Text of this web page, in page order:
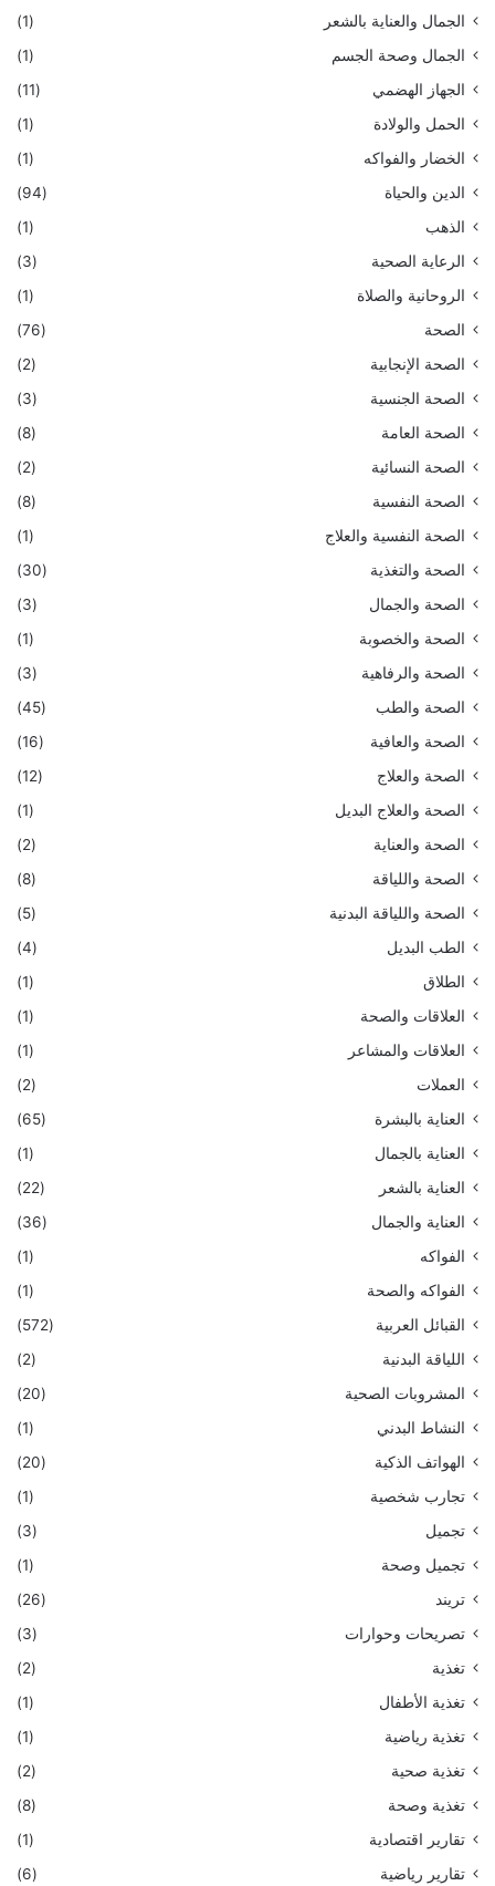
الجمال والعناية بالشعر
(1)
الجمال وصحة الجسم
(1)
الجهاز الهضمي
(11)
الحمل والولادة
(1)
الخضار والفواكه
(1)
الدين والحياة
(94)
الذهب
(1)
الرعاية الصحية
(3)
الروحانية والصلاة
(1)
الصحة
(76)
الصحة الإنجابية
(2)
الصحة الجنسية
(3)
الصحة العامة
(8)
الصحة النسائية
(2)
الصحة النفسية
(8)
الصحة النفسية والعلاج
(1)
الصحة والتغذية
(30)
الصحة والجمال
(3)
الصحة والخصوبة
(1)
الصحة والرفاهية
(3)
الصحة والطب
(45)
الصحة والعافية
(16)
الصحة والعلاج
(12)
الصحة والعلاج البديل
(1)
الصحة والعناية
(2)
الصحة واللياقة
(8)
الصحة واللياقة البدنية
(5)
الطب البديل
(4)
الطلاق
(1)
العلاقات والصحة
(1)
العلاقات والمشاعر
(1)
العملات
(2)
العناية بالبشرة
(65)
العناية بالجمال
(1)
العناية بالشعر
(22)
العناية والجمال
(36)
الفواكه
(1)
الفواكه والصحة
(1)
القبائل العربية
(572)
اللياقة البدنية
(2)
المشروبات الصحية
(20)
النشاط البدني
(1)
الهواتف الذكية
(20)
تجارب شخصية
(1)
تجميل
(3)
تجميل وصحة
(1)
تريند
(26)
تصريحات وحوارات
(3)
تغذية
(2)
تغذية الأطفال
(1)
تغذية رياضية
(1)
تغذية صحية
(2)
تغذية وصحة
(8)
تقارير اقتصادية
(1)
تقارير رياضية
(6)